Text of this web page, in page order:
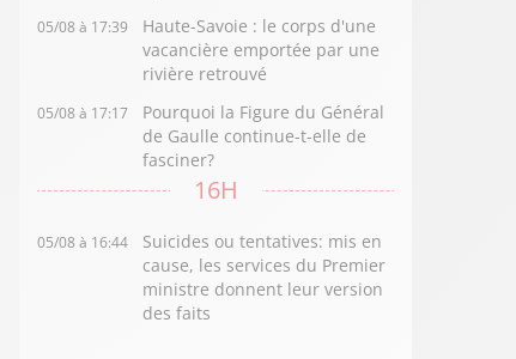
05/08 à 17:39
Haute-Savoie : le corps d'une
vacancière emportée par une
rivière retrouvé
05/08 à 17:17
Pourquoi la Figure du Général
de Gaulle continue-t-elle de
fasciner?
16H
05/08 à 16:44
Suicides ou tentatives: mis en
cause, les services du Premier
ministre donnent leur version
des faits